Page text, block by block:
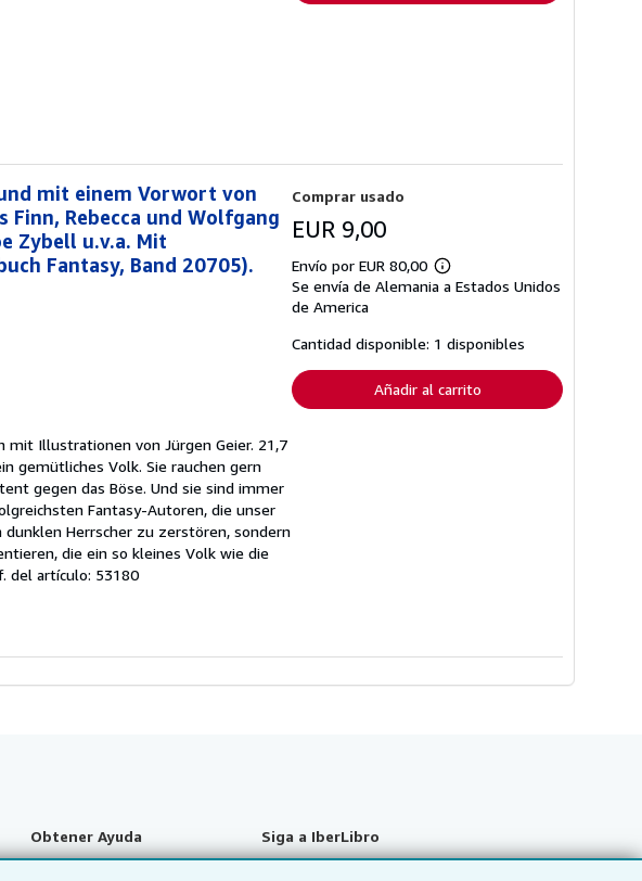
mit einem Vorwort von
Finn, Rebecca und Wolfgang
Zybell u.v.a. Mit
Fantasy, Band 20705).
mit Illustrationen von Jürgen Geier. 21,7
gemütliches Volk. Sie rauchen gern
gegen das Böse. Und sie sind immer
Fantasy-Autoren, die unser
Herrscher zu zerstören, sondern
die ein so kleines Volk wie die
del artículo: 53180
Comprar usado
EUR 9,00
Envío por EUR 80,00
Más
información
tarifas
de
envío
Se envía de Alemania a Estados Unidos
de America
Cantidad disponible: 1 disponibles
Añadir al carrito
Obtener Ayuda Siga a IberLibro